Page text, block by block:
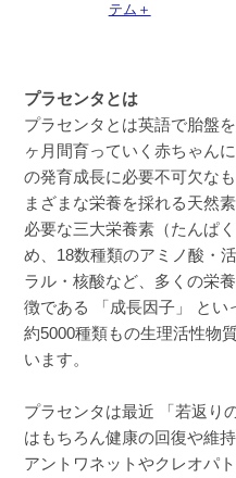
テム＋
プラセンタとは
プラセンタとは英語で胎盤
ヶ月間育っていく赤ちゃん
の発育成長に必要不可欠な
まざまな栄養を採れる天然
必要な三大栄養素（たんぱ
め、18数種類のアミノ酸・
ラル・核酸など、多くの栄
徴である 「成長因子」 と
約5000種類もの生理活性物
います。
プラセンタは最近 「若返り
はもちろん健康の回復や維
アントワネットやクレオパ